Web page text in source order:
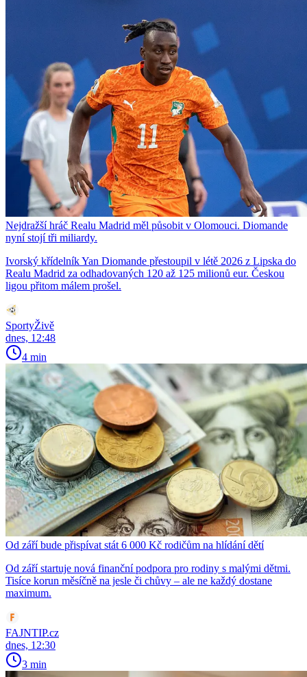
Nejdražší hráč Realu Madrid měl působit v Olomouci. Diomande
nyní stojí tři miliardy.
Ivorský křídelník Yan Diomande přestoupil v létě 2026 z Lipska do
Realu Madrid za odhadovaných 120 až 125 milionů eur. Českou
ligou přitom málem prošel.
SportyŽivě
dnes, 12:48
4 min
Od září bude přispívat stát 6 000 Kč rodičům na hlídání dětí
Od září startuje nová finanční podpora pro rodiny s malými dětmi.
Tisíce korun měsíčně na jesle či chůvy – ale ne každý dostane
maximum.
FAJNTIP.cz
dnes, 12:30
3 min